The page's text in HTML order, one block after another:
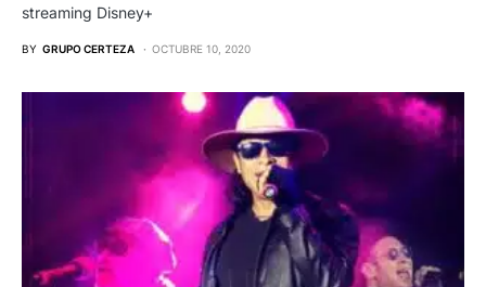
streaming Disney+
BY GRUPO CERTEZA OCTUBRE 10, 2020